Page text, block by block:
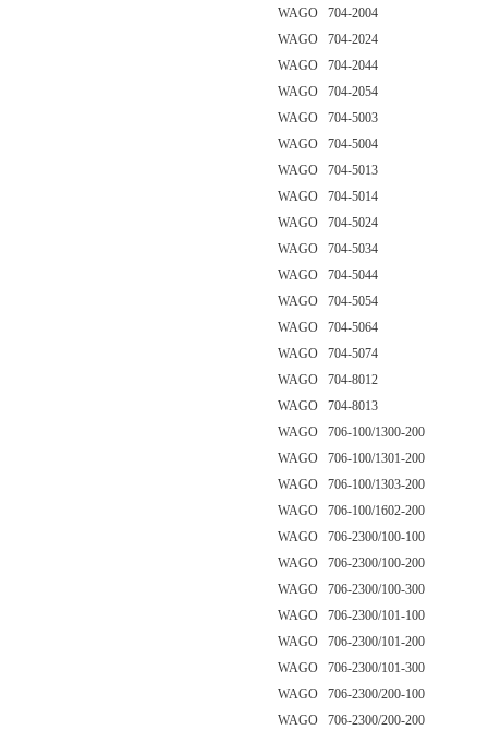
WAGO 704-2004
WAGO 704-2024
WAGO 704-2044
WAGO 704-2054
WAGO 704-5003
WAGO 704-5004
WAGO 704-5013
WAGO 704-5014
WAGO 704-5024
WAGO 704-5034
WAGO 704-5044
WAGO 704-5054
WAGO 704-5064
WAGO 704-5074
WAGO 704-8012
WAGO 704-8013
WAGO 706-100/1300-200
WAGO 706-100/1301-200
WAGO 706-100/1303-200
WAGO 706-100/1602-200
WAGO 706-2300/100-100
WAGO 706-2300/100-200
WAGO 706-2300/100-300
WAGO 706-2300/101-100
WAGO 706-2300/101-200
WAGO 706-2300/101-300
WAGO 706-2300/200-100
WAGO 706-2300/200-200